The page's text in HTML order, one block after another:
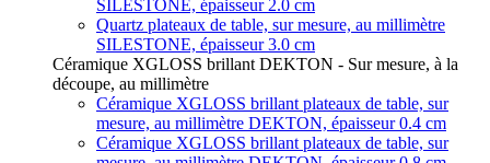
SILESTONE, épaisseur 2.0 cm
Quartz plateaux de table, sur mesure, au millimètre
SILESTONE, épaisseur 3.0 cm
Céramique XGLOSS brillant DEKTON - Sur mesure, à la
découpe, au millimètre
Céramique XGLOSS brillant plateaux de table, sur
mesure, au millimètre DEKTON, épaisseur 0.4 cm
Céramique XGLOSS brillant plateaux de table, sur